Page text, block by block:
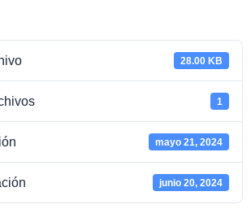
28.00 KB
1
mayo 21, 2024
junio 20, 2024